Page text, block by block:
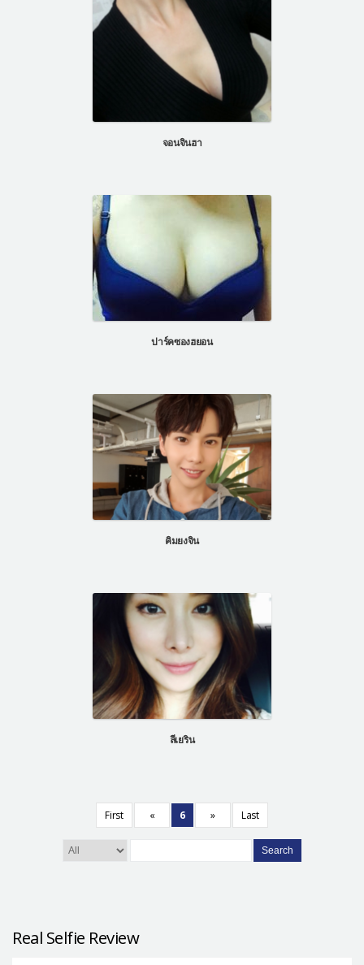
จอนจินฮา
ปาร์คซองฮยอน
คิมยงจิน
ลีเยริน
First « 6 » Last
Search
Real Selfie Review